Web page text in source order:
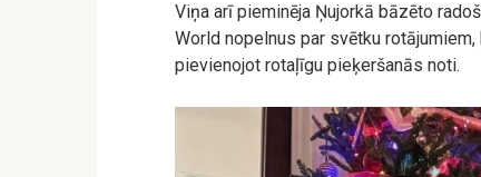
Viņa arī pieminēja Ņujorkā bāzēto
World nopelnus par svētku
pievienojot rotaļīgu pieķeršanās noti.